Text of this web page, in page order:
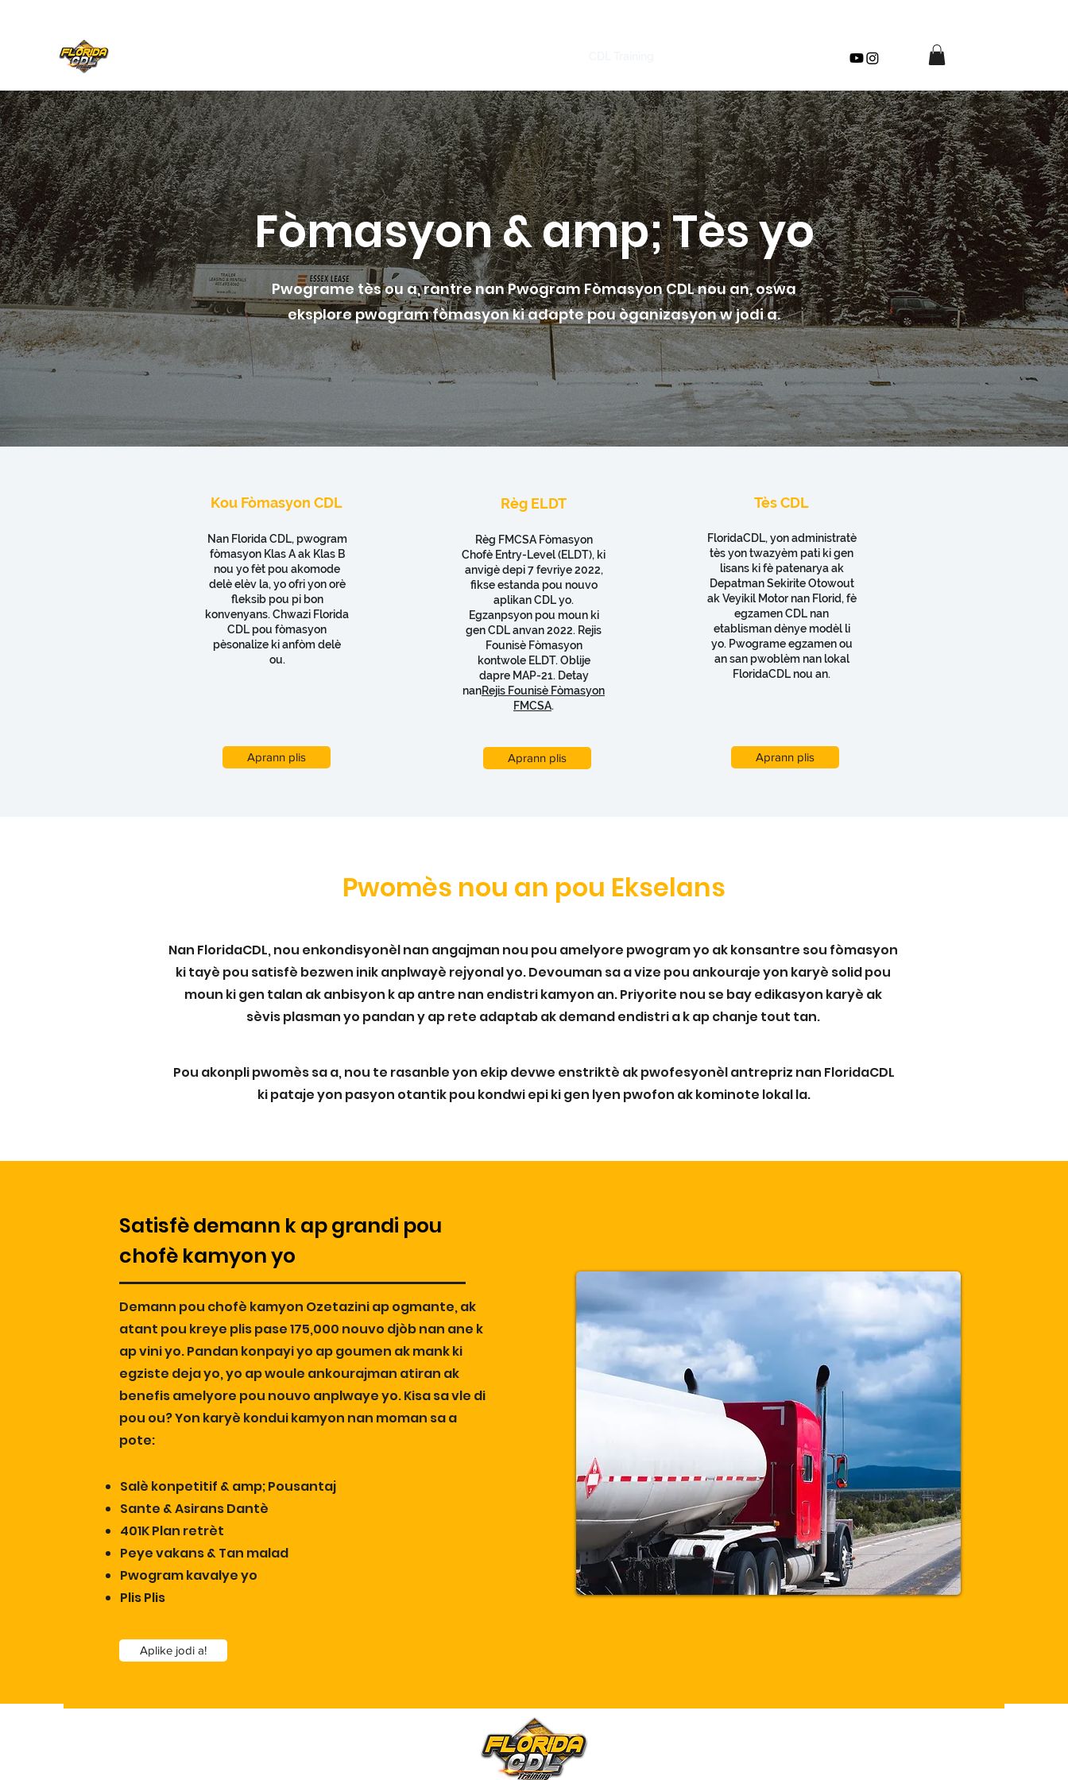
Fòmasyon & amp; Tès yo
Pwograme tès ou a, rantre nan Pwogram Fòmasyon CDL nou an, oswa
eksplore pwogram fòmasyon ki adapte pou òganizasyon w jodi a.
Kou Fòmasyon CDL
Nan Florida CDL, pwogram
fòmasyon Klas A ak Klas B
nou yo fèt pou akomode
delè elèv la, yo ofri yon orè
fleksib pou pi bon
konvenyans. Chwazi Florida
CDL pou fòmasyon
pèsonalize ki anfòm delè
ou.
Aprann plis
Règ ELDT
Règ FMCSA Fòmasyon
Chofè Entry-Level (ELDT), ki
anvigè depi 7 fevriye 2022,
fikse estanda pou nouvo
aplikan CDL yo.
Egzanpsyon pou moun ki
gen CDL anvan 2022. Rejis
Founisè Fòmasyon
kontwole ELDT. Oblije
dapre MAP-21. Detay
nanRejis Founisè Fòmasyon
FMCSA.
Aprann plis
Tès CDL
FloridaCDL, yon administratè
tès yon twazyèm pati ki gen
lisans ki fè patenarya ak
Depatman Sekirite Otowout
ak Veyikil Motor nan Florid, fè
egzamen CDL nan
etablisman dènye modèl li
yo. Pwograme egzamen ou
an san pwoblèm nan lokal
FloridaCDL nou an.
Aprann plis
Pwomès nou an pou Ekselans
Nan FloridaCDL, nou enkondisyonèl nan angajman nou pou amelyore pwogram yo ak konsantre sou fòmasyon
ki tayè pou satisfè bezwen inik anplwayè rejyonal yo. Devouman sa a vize pou ankouraje yon karyè solid pou
moun ki gen talan ak anbisyon k ap antre nan endistri kamyon an. Priyorite nou se bay edikasyon karyè ak
sèvis plasman yo pandan y ap rete adaptab ak demand endistri a k ap chanje tout tan.
Pou akonpli pwomès sa a, nou te rasanble yon ekip devwe enstriktè ak pwofesyonèl antrepriz nan FloridaCDL
ki pataje yon pasyon otantik pou kondwi epi ki gen lyen pwofon ak kominote lokal la.
Satisfè demann k ap grandi pou
chofè kamyon yo
Demann pou chofè kamyon Ozetazini ap ogmante, ak
atant pou kreye plis pase 175,000 nouvo djòb nan ane k
ap vini yo. Pandan konpayi yo ap goumen ak mank ki
egziste deja yo, yo ap woule ankourajman atiran ak
benefis amelyore pou nouvo anplwaye yo. Kisa sa vle di
pou ou? Yon karyè kondui kamyon nan moman sa a
pote:
Salè konpetitif & amp; Pousantaj
Sante & Asirans Dantè
401K Plan retrèt
Peye vakans & Tan malad
Pwogram kavalye yo
Plis Plis
Aplike jodi a!